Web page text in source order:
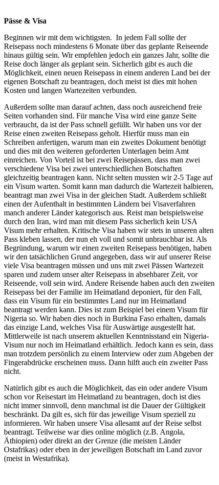
Pässe & Visa
Beginnen wir mit dem wichtigsten. In jedem Fall sollte der
Reisepass noch mindestens 6 Monate über das geplante Reiseende
hinaus gültig sein. Wir empfehlen jedoch ein ganzes Jahr, sollte die
Reise doch länger als geplant sein. Sicherlich gibt es auch die
Möglichkeit, einen neuen Reisepass in einem anderen Land bei der
eigenen Botschaft zu beantragen, doch meist ist dies mit hohen
Kosten und langen Wartezeiten verbunden.
Außerdem sollte man darauf achten, dass noch ausreichend freie
Seiten vorhanden sind. Für manche Visa wird eine ganze Seite
verbraucht, da ist der Pass schnell gefüllt. Wir haben uns vor der
Reise einen zweiten Reisepass geholt. Hierfür muss man ein
Schreiben anfertigen, warum man ein zweites Dokument benötigt
und dies mit den weiteren geforderten Unterlagen beim Amt
einreichen. Von Vorteil ist bei zwei Reisepässen, dass man zwei
verschiedene Visa bei zwei unterschiedlichen Botschaften
gleichzeitig beantragen kann. Nicht selten mussten wir 2-5 Tage auf
ein Visum warten. Somit kann man dadurch die Wartezeit halbieren,
beantragt man zwei Visa in der gleichen Stadt. Außerdem schließt
einen der Aufenthalt in bestimmten Ländern bei Visaverfahren
manch anderer Länder kategorisch aus. Reist man beispielsweise
durch den Iran, wird man mit diesem Pass sicherlich kein USA
Visum mehr erhalten. Kritische Visa haben wir stets in unseren alten
Pass kleben lassen, der nun eh voll und somit unbrauchbar ist. Als
Begründung, warum wir einen zweiten Reisepass benötigen, haben
wir den tatsächlichen Grund angegeben, dass wir auf unserer Reise
viele Visa beantragen müssen und uns mit zwei Pässen Wartezeit
sparen und zudem unser alter Reisepass in absehbarer Zeit, vor
Reiseende, voll sein wird. Andere Reisende haben auch den zweiten
Reisepass bei der Familie im Heimatland deponiert, für den Fall,
dass ein Visum für ein bestimmtes Land nur im Heimatland
beantragt werden kann. Dies ist zum Beispiel bei einem Visum für
Nigeria so. Wir haben dies noch in Burkina Faso erhalten, damals
das einzige Land, welches Visa für Auswärtige ausgestellt hat.
Mittlerweile ist nach unserem aktuellen Kenntnisstand ein Nigeria-
Visum nur noch im Heimatland erhältlich. Jedoch kann es sein, dass
man trotzdem persönlich zu einem Interview oder zum Abgeben der
Fingerabdrücke erscheinen muss. Dann hilft auch ein zweiter Pass
nicht.
Natürlich gibt es auch die Möglichkeit, das ein oder andere Visum
schon vor Reisestart im Heimatland zu beantragen, doch ist dies
nicht immer sinnvoll, denn manchmal ist die Dauer der Gültigkeit
beschränkt. Da gilt es, sich für das jeweilige Visum speziell zu
informieren. Wir haben unsere Visa allesamt auf der Reise selbst
beantragt. Teilweise war dies online möglich (z.B. Angola,
Äthiopien) oder direkt an der Grenze (die meisten Länder
Ostafrikas) oder eben in der jeweiligen Botschaft im Land zuvor
(meist in Westafrika).